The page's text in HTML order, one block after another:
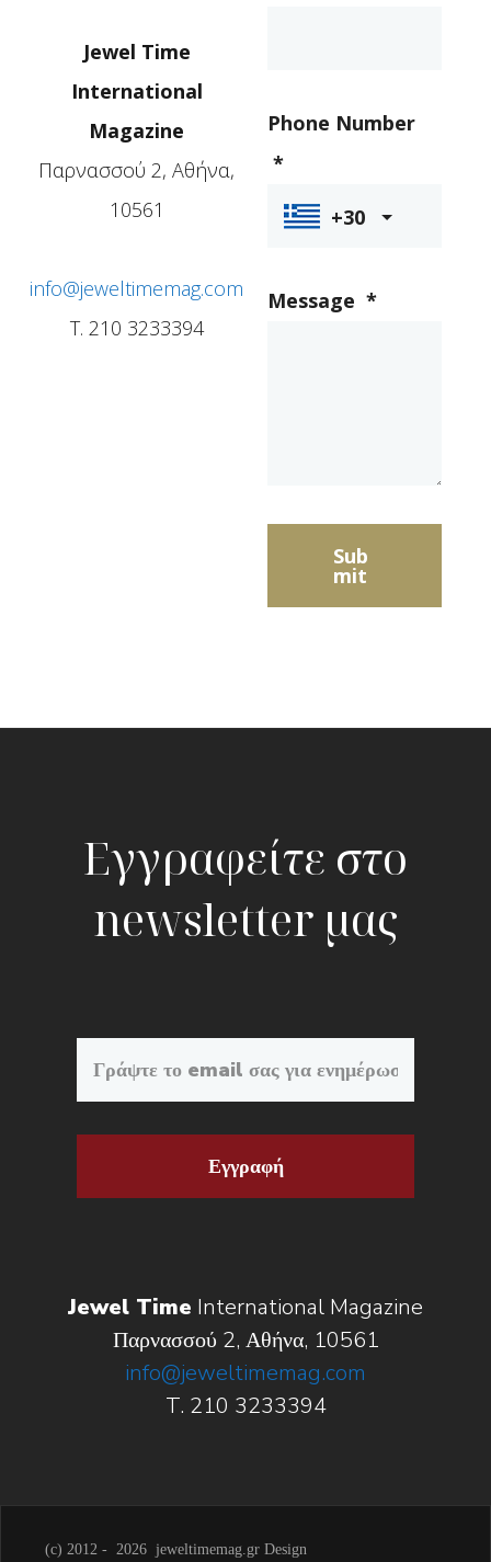
Jewel Time
International
Magazine
Παρνασσού 2, Αθήνα,
10561
info@jeweltimemag.com
T. 210 3233394
Phone Number
*
+30
Message *
Sub
mit
Εγγραφείτε στο
newsletter μας
Εγγραφή
Jewel Time International Magazine
Παρνασσού 2, Αθήνα, 10561
info@jeweltimemag.com
T. 210 3233394
(c) 2012 - 2026 jeweltimemag.gr Design